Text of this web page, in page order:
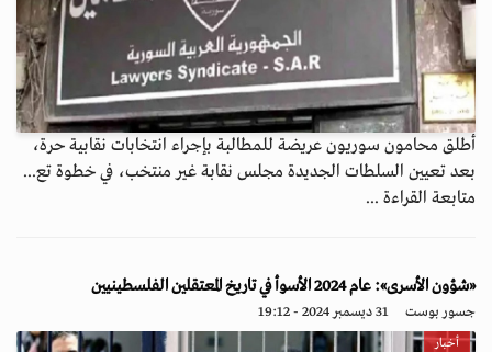
أطلق محامون سوريون عريضة للمطالبة بإجراء انتخابات نقابية حرة،
بعد تعيين السلطات الجديدة مجلس نقابة غير منتخب، في خطوة تع...
متابعة القراءة ...
«شؤون الأسرى»: عام 2024 الأسوأ في تاريخ المعتقلين الفلسطينيين
جسور بوست 31 ديسمبر 2024 - 19:12
أخبار